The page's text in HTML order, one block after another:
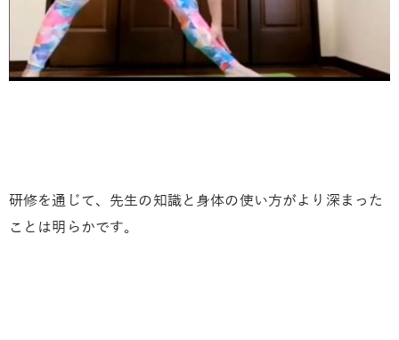
研修を通じて、先生の知識と身体の使い方がより深まった
ことは明らかです。